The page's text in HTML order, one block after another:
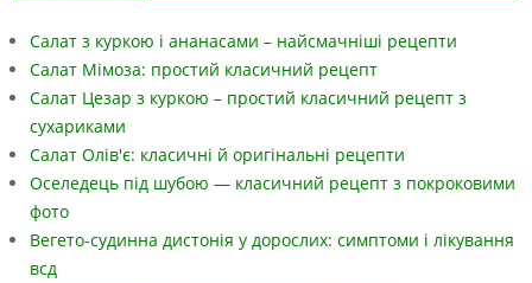
Салат з куркою і ананасами – найсмачніші рецепти
Салат Мімоза: простий класичний рецепт
Салат Цезар з куркою – простий класичний рецепт з
сухариками
Салат Олів'є: класичні й оригінальні рецепти
Оселедець під шубою — класичний рецепт з покроковими
фото
Вегето-судинна дистонія у дорослих: симптоми і лікування
всд